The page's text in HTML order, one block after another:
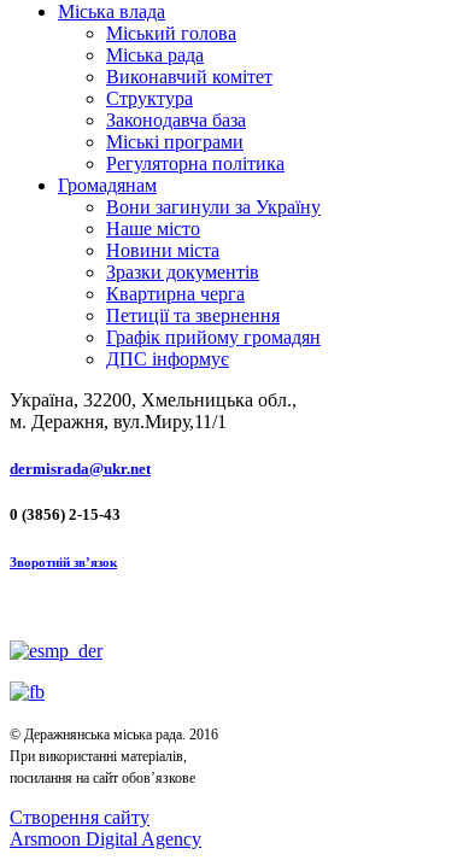
Міська влада
Міський голова
Міська рада
Виконавчий комітет
Структура
Законодавча база
Міські програми
Регуляторна політика
Громадянам
Вони загинули за Україну
Наше місто
Новини міста
Зразки документів
Квартирна черга
Петиції та звернення
Графік прийому громадян
ДПС інформує
Україна, 32200, Хмельницька обл.,
м. Деражня, вул.Миру,11/1
dermisrada@ukr.net
0 (3856) 2-15-43
Зворотній зв’язок
© Деражнянська міська рада. 2016
При використанні матеріалів,
посилання на сайт обов’язкове
Створення сайту
Arsmoon Digital Agency